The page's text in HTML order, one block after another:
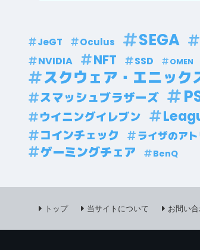
JeGT Oculus SEGA
NVIDIA NFT SSD OMEN
スクウェア・エニック
スマッシュブラザーズ
ウイニングイレブン
コインチェック ライザのア
ゲーミングチェア
BenQ
トップ 当サイトについて お問い